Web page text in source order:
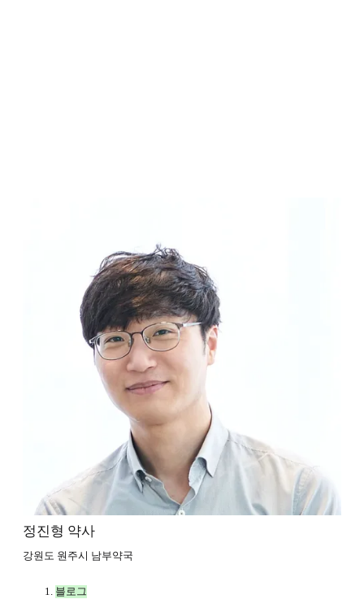
정진형 약사
강원도 원주시 남부약국
블로그